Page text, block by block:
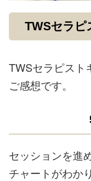
TWSセラピ
TWSセラピスト
ご感想です。
セッションを進
チャートがわか